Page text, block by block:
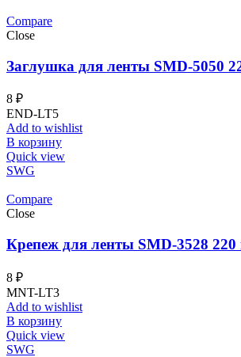
Compare
Close
Заглушка для ленты SMD-5050
8 ₽
END-LT5
Add to wishlist
В корзину
Quick view
SWG
Compare
Close
Крепеж для ленты SMD-3528 220
8 ₽
MNT-LT3
Add to wishlist
В корзину
Quick view
SWG